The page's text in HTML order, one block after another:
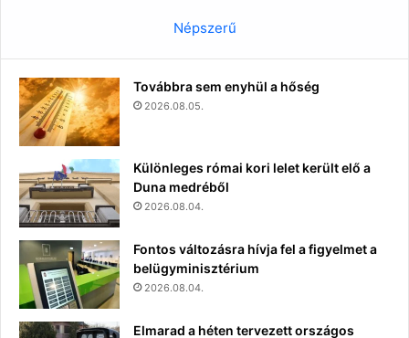
Népszerű
Továbbra sem enyhül a hőség
2026.08.05.
Különleges római kori lelet került elő a
Duna medréből
2026.08.04.
Fontos változásra hívja fel a figyelmet a
belügyminisztérium
2026.08.04.
Elmarad a héten tervezett országos